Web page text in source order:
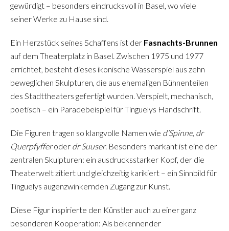
gewürdigt – besonders eindrucksvoll in Basel, wo viele
seiner Werke zu Hause sind.
Ein Herzstück seines Schaffens ist der Fasnachts-Brunnen
auf dem Theaterplatz in Basel. Zwischen 1975 und 1977
errichtet, besteht dieses ikonische Wasserspiel aus zehn
beweglichen Skulpturen, die aus ehemaligen Bühnenteilen
des Stadttheaters gefertigt wurden. Verspielt, mechanisch,
poetisch – ein Paradebeispiel für Tinguelys Handschrift.
Die Figuren tragen so klangvolle Namen wie d’Spinne, dr
Querpfyfferoder dr Suuser. Besonders markant ist eine der
zentralen Skulpturen: ein ausdrucksstarker Kopf, der die
Theaterwelt zitiert und gleichzeitig karikiert – ein Sinnbild für
Tinguelys augenzwinkernden Zugang zur Kunst.
Diese Figur inspirierte den Künstler auch zu einer ganz
besonderen Kooperation: Als bekennender